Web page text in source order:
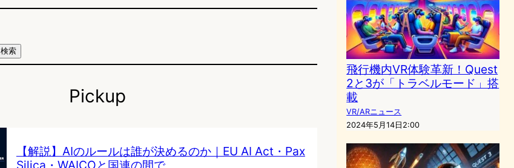
検索
Pickup
【解説】AIのルールは誰が決めるのか｜EU AI Act・Pax
Silica・WAICOと国連の間で
飛行機内VR体験革新！Quest
2と3が「トラベルモード」搭
載
VR/ARニュース
2024年5月14日2:00